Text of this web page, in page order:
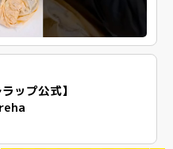
ップ公式】